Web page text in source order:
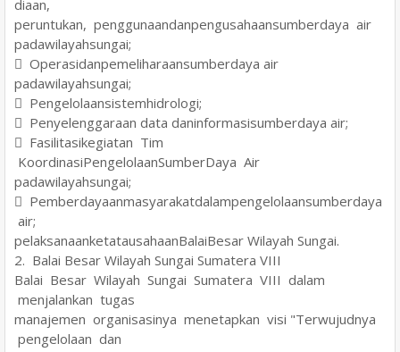
diaan,
peruntukan, penggunaandanpengusahaansumberdaya air
padawilayahsungai;
 Operasidanpemeliharaansumberdaya air
padawilayahsungai;
 Pengelolaansistemhidrologi;
 Penyelenggaraan data daninformasisumberdaya air;
 Fasilitasikegiatan Tim
KoordinasiPengelolaanSumberDaya Air
padawilayahsungai;
 Pemberdayaanmasyarakatdalampengelolaansumberdaya
air;
pelaksanaanketatausahaanBalaiBesar Wilayah Sungai.
2. Balai Besar Wilayah Sungai Sumatera VIII
Balai Besar Wilayah Sungai Sumatera VIII dalam
menjalankan tugas
manajemen organisasinya menetapkan visi "Terwujudnya
pengelolaan dan